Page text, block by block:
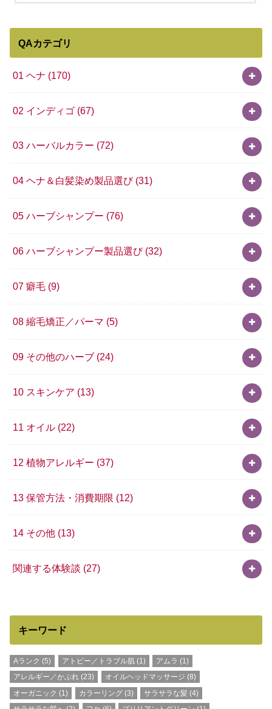
QAカテゴリ
01 ヘナ (170)
02 インディゴ (67)
03 ハーバルカラー (72)
04 ヘナ＆白髪染め製品選び (31)
05 ハーブシャンプー (76)
06 ハーブシャンプー製品選び (32)
07 癖毛 (9)
08 縮毛矯正／パーマ (5)
09 その他のハーブ (24)
10 スキンケア (13)
11 オイル (22)
12 植物アレルギー (37)
13 保管方法・消費期限 (12)
14 その他 (13)
関連する体験談 (27)
キーワード
Aランク (5) アトピー／トラブル肌(1) アムラ (1)
アレルギー／かぶれ (23) オイルヘッドマッサージ (8)
オーガニック (1) カラーリング(3) サラサラな髪(4)